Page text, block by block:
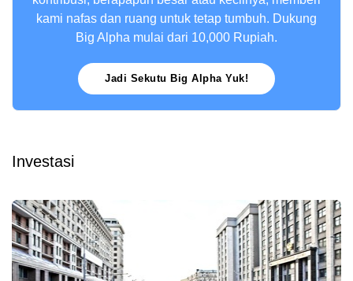
kami nafas dan ruang untuk tetap tumbuh. Dukung
Big Alpha mulai dari 10,000 Rupiah.
Jadi Sekutu Big Alpha Yuk!
Investasi